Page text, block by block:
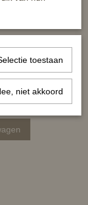
than White -
stralend
toestaan
niet akkoord